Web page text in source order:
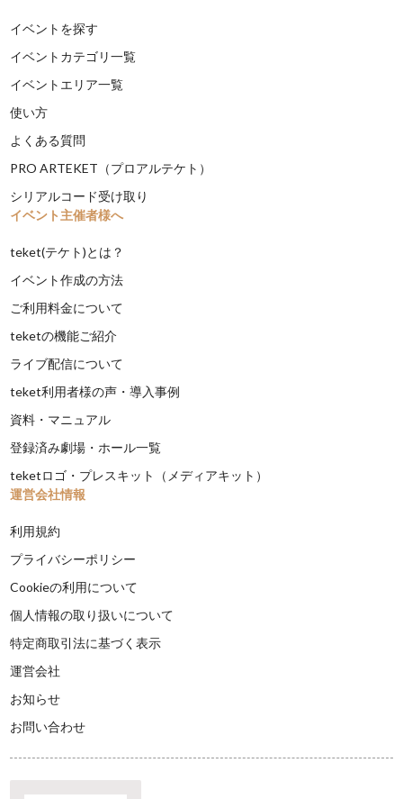
イベントを探す
イベントカテゴリ一覧
イベントエリア一覧
使い方
よくある質問
PRO ARTEKET（プロアルテケト）
シリアルコード受け取り
イベント主催者様へ
teket(テケト)とは？
イベント作成の方法
ご利用料金について
teketの機能ご紹介
ライブ配信について
teket利用者様の声・導入事例
資料・マニュアル
登録済み劇場・ホール一覧
teketロゴ・プレスキット（メディアキット）
運営会社情報
利用規約
プライバシーポリシー
Cookieの利用について
個人情報の取り扱いについて
特定商取引法に基づく表示
運営会社
お知らせ
お問い合わせ